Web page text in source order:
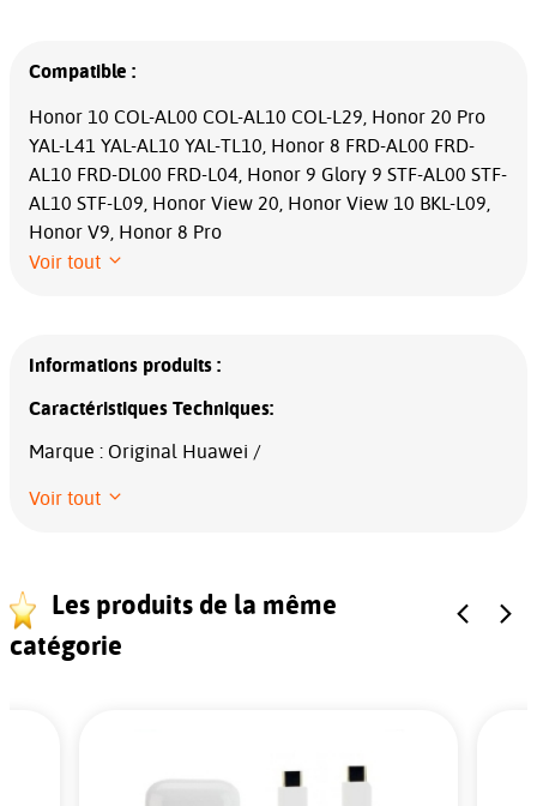
Compatible :
Honor 10 COL-AL00 COL-AL10 COL-L29, Honor 20 Pro
YAL-L41 YAL-AL10 YAL-TL10, Honor 8 FRD-AL00 FRD-
AL10 FRD-DL00 FRD-L04, Honor 9 Glory 9 STF-AL00 STF-
AL10 STF-L09, Honor View 20, Honor View 10 BKL-L09,
Honor V9, Honor 8 Pro
Voir tout
Informations produits :
Caractéristiques Techniques:
Marque : Original Huawei /
Voir tout
Les produits de la même
catégorie